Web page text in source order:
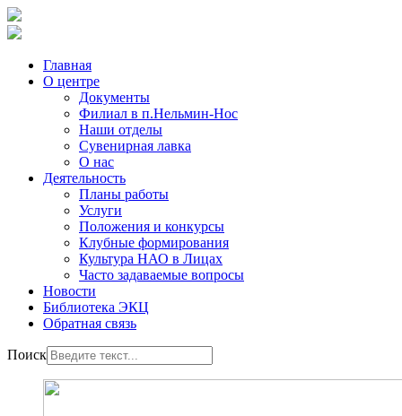
Главная
О центре
Документы
Филиал в п.Нельмин-Нос
Наши отделы
Сувенирная лавка
О нас
Деятельность
Планы работы
Услуги
Положения и конкурсы
Клубные формирования
Культура НАО в Лицах
Часто задаваемые вопросы
Новости
Библиотека ЭКЦ
Обратная связь
Поиск